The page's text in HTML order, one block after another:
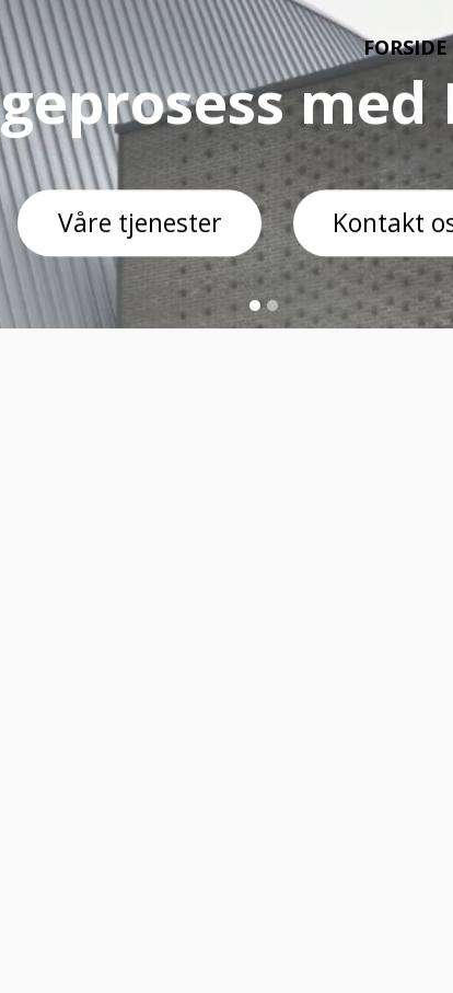
FORSIDE
med
Kontakt oss